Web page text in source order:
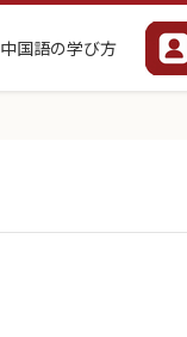
中国語の学び方